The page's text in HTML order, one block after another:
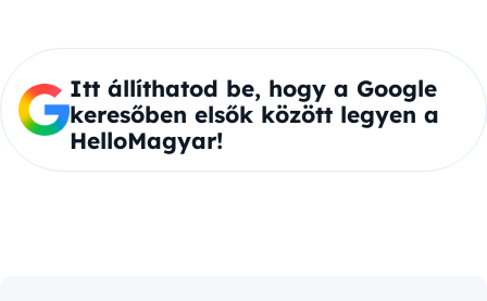
Itt állíthatod be, hogy a Google
keresőben elsők között legyen a
HelloMagyar!